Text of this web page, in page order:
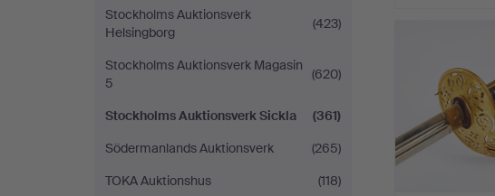
Stockholms Auktionsverk
Helsingborg
(423)
Stockholms Auktionsverk Magasin
5
(620)
Stockholms Auktionsverk Sickla
(361)
Södermanlands Auktionsverk
(265)
TOKA Auktionshus
(118)